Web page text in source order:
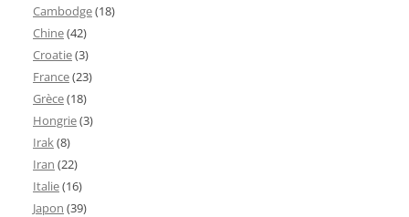
Cambodge(18)
Chine(42)
Croatie(3)
France(23)
Grèce(18)
Hongrie(3)
Irak(8)
Iran (22)
Italie(16)
Japon (39)